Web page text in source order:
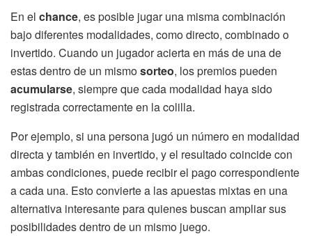
En el chance, es posible jugar una misma combinación
bajo diferentes modalidades, como directo, combinado o
invertido. Cuando un jugador acierta en más de una de
estas dentro de un mismosorteo, los premios pueden
acumularse, siempre que cada modalidad haya sido
registrada correctamente en la colilla.
Por ejemplo, si una persona jugó un número en modalidad
directa y también en invertido, y el resultado coincide con
ambas condiciones, puede recibir el pago correspondiente
a cada una. Esto convierte a las apuestas mixtas en una
alternativa interesante para quienes buscan ampliar sus
posibilidades dentro de un mismo juego.